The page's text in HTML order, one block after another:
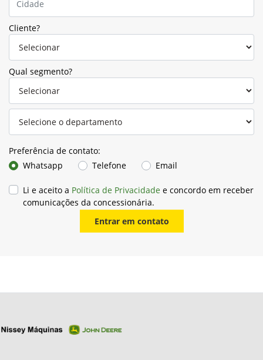
Cliente?
Qual segmento?
Preferência de contato:
Whatsapp
Telefone Email
Li e aceito a Política de Privacidade e concordo em receber
comunicações da concessionária.
Entrar em contato